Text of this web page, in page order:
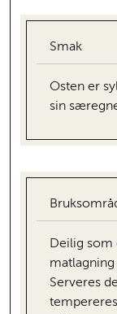
Smak
Osten er
sin
Deilig som
Serveres